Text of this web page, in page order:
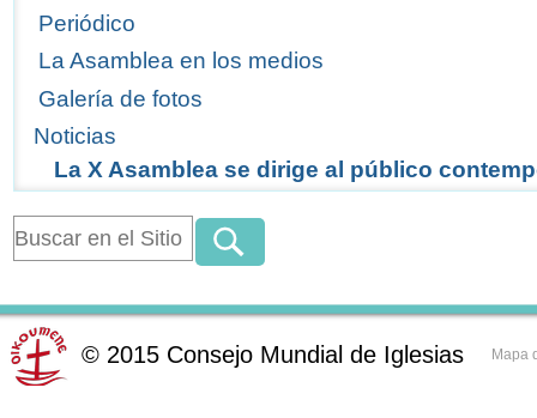
Periódico
La Asamblea en los medios
Galería de fotos
Noticias
La X Asamblea se dirige al público
© 2015 Consejo Mundial de Iglesias Mapa